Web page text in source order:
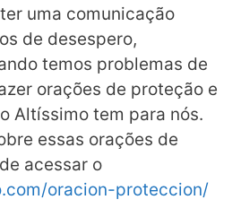
uma comunicação
de desespero,
temos problemas de
orações de proteção e
Altíssimo tem para nós.
essas orações de
acessar o
oracion-proteccion/